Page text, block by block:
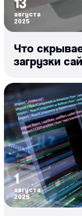
августа
2025
Что
загрузки
1
августа
2025